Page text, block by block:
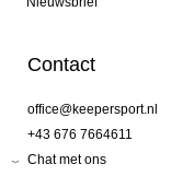
Contact
office@keepersport.nl
+43 676 7664611
Chat met ons